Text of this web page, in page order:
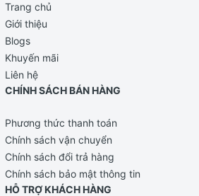
Trang chủ
Giới thiệu
Blogs
Khuyến mãi
Liên hệ
CHÍNH SÁCH BÁN HÀNG
Phương thức thanh toán
Chính sách vận chuyển
Chính sách đổi trả hàng
Chính sách bảo mật thông tin
HỖ TRỢ KHÁCH HÀNG